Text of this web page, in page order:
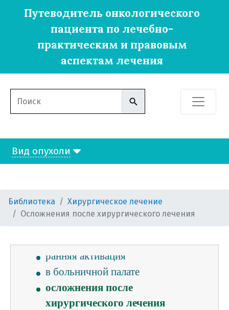
Путеводитель онкологического
пациента по лечебно-
практическим и правовым
аспектам лечения
Вид опухоли
Библиотека
Хирургическое лечение
Осложнения после хирургического лечения
виды хирургического лечения
что необходимо сообщить врачу
за две недели до операции
питание до операции
накануне операции
в день операции
ранняя активация
в больничной палате
осложнения после
хирургического лечения